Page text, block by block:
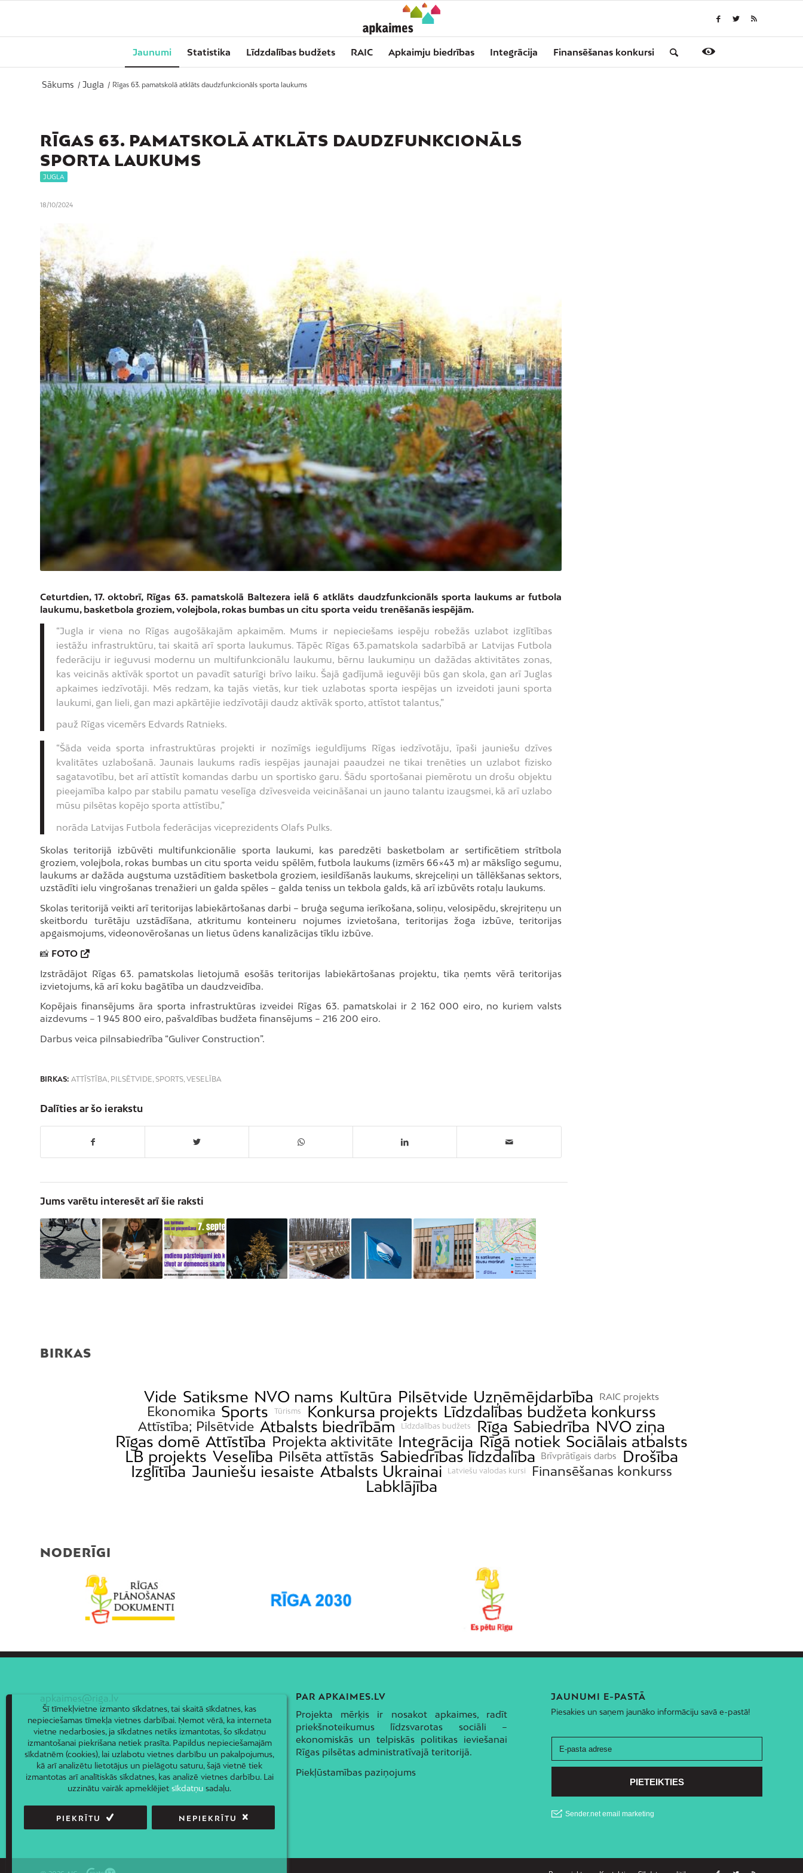
Jaunumi Statistika Līdzdalības budžets RAIC Apkaimju biedrības Integrācija Finansēšanas konkursi
Sākums / Jugla / Rīgas 63. pamatskolā atklāts daudzfunkcionāls sporta laukums
RĪGAS 63. PAMATSKOLĀ ATKLĀTS DAUDZFUNKCIONĀLS
SPORTA LAUKUMS
JUGLA
18/10/2024
Ceturtdien, 17. oktobrī, Rīgas 63. pamatskolā Baltezera ielā 6 atklāts daudzfunkcionāls sporta laukums ar futbola
laukumu, basketbola groziem, volejbola, rokas bumbas un citu sporta veidu trenēšanās iespējām.
“Jugla ir viena no Rīgas augošākajām apkaimēm. Mums ir nepieciešams iespēju robežās uzlabot izglītības
iestāžu infrastruktūru, tai skaitā arī sporta laukumus. Tāpēc Rīgas 63.pamatskola sadarbībā ar Latvijas Futbola
federāciju ir ieguvusi modernu un multifunkcionālu laukumu, bērnu laukumiņu un dažādas aktivitātes zonas,
kas veicinās aktīvāk sportot un pavadīt saturīgi brīvo laiku. Šajā gadījumā ieguvēji būs gan skola, gan arī Juglas
apkaimes iedzīvotāji. Mēs redzam, ka tajās vietās, kur tiek uzlabotas sporta iespējas un izveidoti jauni sporta
laukumi, gan lieli, gan mazi apkārtējie iedzīvotāji daudz aktīvāk sporto, attīstot talantus,”
pauž Rīgas vicemērs Edvards Ratnieks.
“Šāda veida sporta infrastruktūras projekti ir nozīmīgs ieguldījums Rīgas iedzīvotāju, īpaši jauniešu dzīves
kvalitātes uzlabošanā. Jaunais laukums radīs iespējas jaunajai paaudzei ne tikai trenēties un uzlabot fizisko
sagatavotību, bet arī attīstīt komandas darbu un sportisko garu. Šādu sportošanai piemērotu un drošu objektu
pieejamība kalpo par stabilu pamatu veselīga dzīvesveida veicināšanai un jauno talantu izaugsmei, kā arī uzlabo
mūsu pilsētas kopējo sporta attīstību,”
norāda Latvijas Futbola federācijas viceprezidents Olafs Pulks.
Skolas teritorijā izbūvēti multifunkcionālie sporta laukumi, kas paredzēti basketbolam ar sertificētiem strītbola
groziem, volejbola, rokas bumbas un citu sporta veidu spēlēm, futbola laukums (izmērs 66×43 m) ar mākslīgo segumu,
laukums ar dažāda augstuma uzstādītiem basketbola groziem, iesildīšanās laukums, skrejceliņi un tāllēkšanas sektors,
uzstādīti ielu vingrošanas trenažieri un galda spēles – galda teniss un tekbola galds, kā arī izbūvēts rotaļu laukums.
Skolas teritorijā veikti arī teritorijas labiekārtošanas darbi – bruģa seguma ierīkošana, soliņu, velosipēdu, skrejriteņu un
skeitbordu turētāju uzstādīšana, atkritumu konteineru nojumes izvietošana, teritorijas žoga izbūve, teritorijas
apgaismojums, videonovērošanas un lietus ūdens kanalizācijas tīklu izbūve.
📸 FOTO
Izstrādājot Rīgas 63. pamatskolas lietojumā esošās teritorijas labiekārtošanas projektu, tika ņemts vērā teritorijas
izvietojums, kā arī koku bagātība un daudzveidība.
Kopējais finansējums āra sporta infrastruktūras izveidei Rīgas 63. pamatskolai ir 2 162 000 eiro, no kuriem valsts
aizdevums – 1 945 800 eiro, pašvaldības budžeta finansējums – 216 200 eiro.
Darbus veica pilnsabiedrība “Guliver Construction”.
BIRKAS: ATTĪSTĪBA, PILSĒTVIDE, SPORTS, VESELĪBA
Dalīties ar šo ierakstu
Jums varētu interesēt arī šie raksti
BIRKAS
Vide Satiksme NVO nams Kultūra Pilsētvide Uzņēmējdarbība RAIC projekts
Ekonomika Sports Tūrisms Konkursa projekts Līdzdalības budžeta konkurss
Attīstība; Pilsētvide Atbalsts biedrībām Līdzdalības budžets Rīga Sabiedrība NVO ziņa
Rīgas domē Attīstība Projekta aktivitāte Integrācija Rīgā notiek Sociālais atbalsts
LB projekts Veselība Pilsēta attīstās Sabiedrības līdzdalība Brīvprātīgais darbs
Drošība
Izglītība Jauniešu iesaiste Atbalsts Ukrainai Latviešu valodas kursi Finansēšanas konkurss
Labklājība
NODERĪGI
apkaimes@riga.lv PAR APKAIMES.LV
Projekta mērķis ir nosakot apkaimes, radīt
priekšnoteikumus līdzsvarotas sociāli –
ekonomiskās un telpiskās politikas ieviešanai
Rīgas pilsētas administratīvajā teritorijā.
Piekļūstamības paziņojums
JAUNUMI E-PASTĀ
Piesakies un saņem jaunāko informāciju savā e-pastā!
Šī tīmekļvietne izmanto sīkdatnes, tai skaitā sīkdatnes, kas
nepieciešamas tīmekļa vietnes darbībai. Ņemot vērā, ka interneta
vietne nedarbosies, ja sīkdatnes netiks izmantotas, šo sīkdatņu
izmantošanai piekrišana netiek prasīta. Papildus nepieciešamajām
sīkdatnēm (cookies), lai uzlabotu vietnes darbību un pakalpojumus,
kā arī analizētu lietotājus un pielāgotu saturu, šajā vietnē tiek
izmantotas arī analītiskās sīkdatnes, kas analizē vietnes darbību. Lai
uzzinātu vairāk apmeklējietsīkdatņu sadaļu.
PIEKRĪTU NEPIEKRĪTU